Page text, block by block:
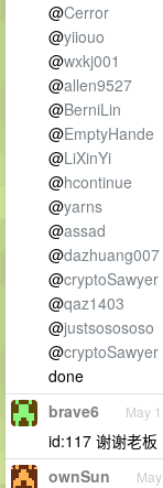
@Cerror
@yiiouo
@wxkj001
@allen9527
@BerniLin
@EmptyHande
@LiXinYi
@hcontinue
@yarns
@assad
@dazhuang007
@cryptoSawyer
@qaz1403
@justsosososo
@cryptoSawyer
done
brave6 May
id:117 谢谢老板
ownSun